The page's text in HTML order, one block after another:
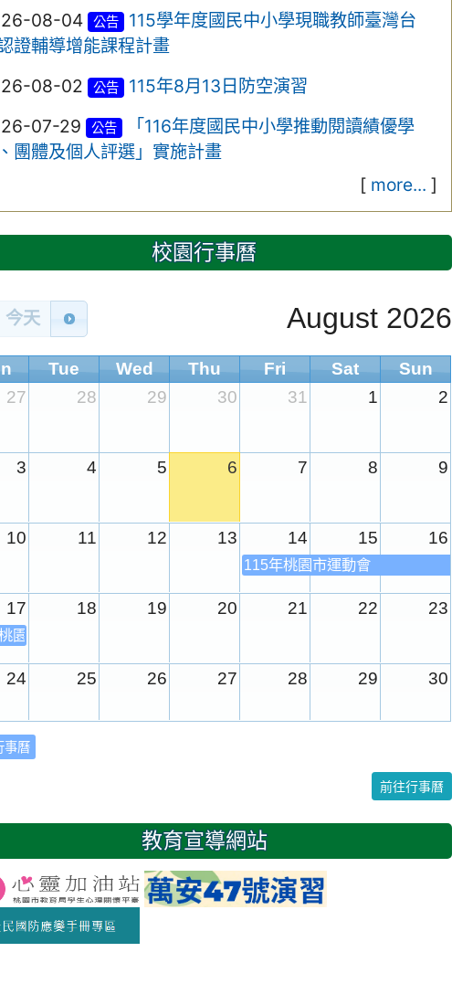
08-04 公告
115學年度國民中小學現職教師臺灣台
證輔導增能課程計畫
08-02 公告
115年8月13日防空演習
07-29 公告
「116年度國民中小學推動閱讀績優學
團體及個人評選」實施計畫
[ more... ]
校園行事曆
今天 August 2026
Tue Wed Thu Fri Sat
Sun
27
28 29 30 31 1 2
3 4 5 6 7 8 9
10 11 12 13 14 15 16
115年桃園市運動會
17 18 19 20 21 22 23
園市運動會
24 25 26 27 28 29 30
31
事曆
前往行事曆
教育宣導網站